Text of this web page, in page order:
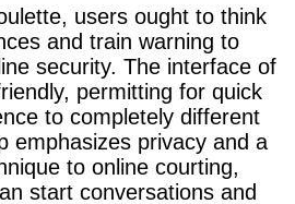
users ought to think
and train warning to
security. The interface of
permitting for quick
to completely different
emphasizes privacy and a
to online courting,
start conversations and